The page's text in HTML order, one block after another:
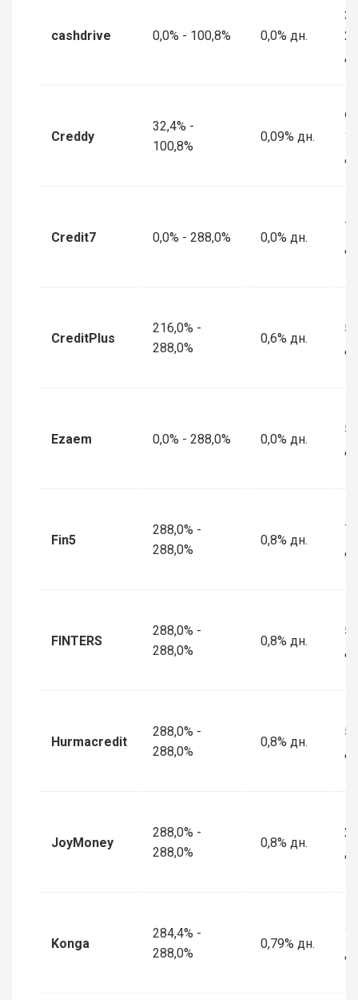
cashdrive 0,0% - 100,8% 0,0% дн.
Creddy
32,4% -
100,8%
0,09% дн.
Credit7 0,0% - 288,0% 0,0% дн.
7
CreditPlus
216,0% -
288,0%
0,6% дн.
5
Ezaem 0,0% - 288,0% 0,0% дн.
5
Fin5
288,0% -
288,0%
0,8% дн.
7
FINTERS
288,0% -
288,0%
0,8% дн.
5
Hurmacredit
288,0% -
288,0%
0,8% дн.
5
JoyMoney
288,0% -
288,0%
0,8% дн.
2
Konga
284,4% -
288,0%
0,79% дн.
1